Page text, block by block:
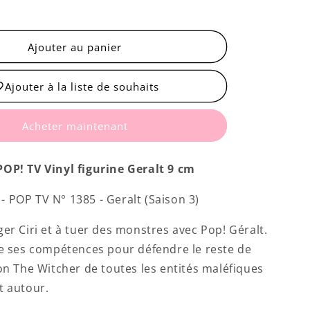
Geralt
Ajouter au panier
Ajouter à la liste de souhaits
Acheter maintenant
TV Vinyl figurine Geralt 9 cm
- POP TV N° 1385 - Geralt (Saison 3)
Ciri et à tuer des monstres avec Pop! Géralt.
ses compétences pour défendre le reste de
The Witcher de toutes les entités maléfiques
autour.